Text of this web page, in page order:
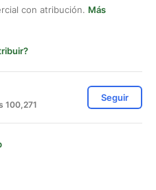
con atribución. Más
100,271
Seguir